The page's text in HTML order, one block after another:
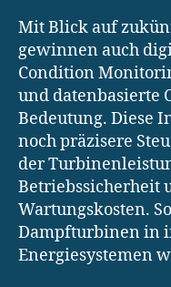
Mit Blick auf
gewinnen auch
Condition
und datenbasierte
Bedeutung. Diese
noch präzisere
der
Betriebssicherheit
Wartungskosten.
Dampfturbinen in
Energiesystemen